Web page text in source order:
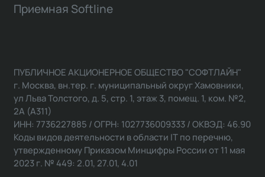
Приемная Softline
ПУБЛИЧНОЕ АКЦИОНЕРНОЕ ОБЩЕСТВО "СОФТЛАЙН"
г. Москва, вн.тер. г. муниципальный округ Хамовники,
ул Льва Толстого, д. 5, стр. 1, этаж 3, помещ. 1, ком. №2,
2А (А311)
ИНН: 7736227885 / ОГРН: 1027736009333 / ОКВЭД: 46.90
Коды видов деятельности в области IT по перечню,
утвержденному Приказом Минцифры России от 11 мая
2023 г. № 449: 2.01, 27.01, 4.01